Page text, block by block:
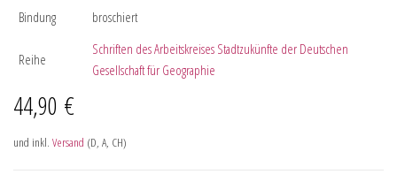
Bindung
broschiert
Reihe
Schriften des Arbeitskreises Stadtzukünfte der Deutschen
Gesellschaft für Geographie
44,90 €
und inkl. Versand (D, A, CH)